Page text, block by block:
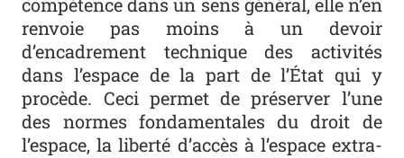
compétence dans un sens général, elle n’en
renvoie pas moins à un devoir
d’encadrement technique des activités
dans l’espace de la part de l’État qui y
procède. Ceci permet de préserver l’une
des normes fondamentales du droit de
l’espace, la liberté d’accès à l’espace extra-